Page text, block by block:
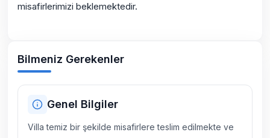
misafirlerimizi beklemektedir.
Bilmeniz Gerekenler
Genel Bilgiler
Villa temiz bir şekilde misafirlere teslim edilmekte ve